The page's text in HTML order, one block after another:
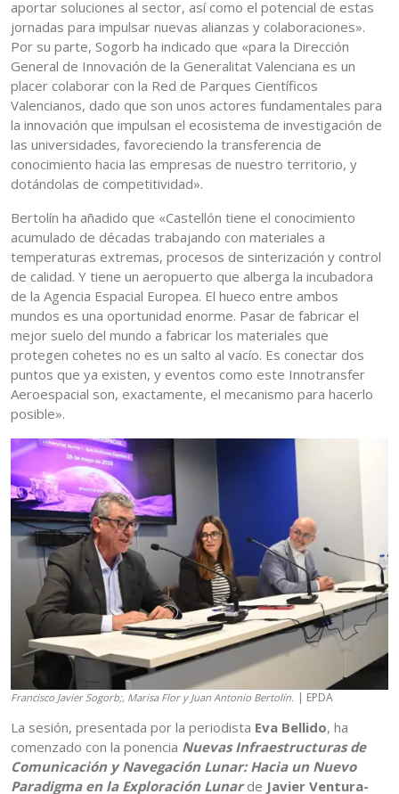
aportar soluciones al sector, así como el potencial de estas
jornadas para impulsar nuevas alianzas y colaboraciones».
Por su parte, Sogorb ha indicado que «para la Dirección
General de Innovación de la Generalitat Valenciana es un
placer colaborar con la Red de Parques Científicos
Valencianos, dado que son unos actores fundamentales para
la innovación que impulsan el ecosistema de investigación de
las universidades, favoreciendo la transferencia de
conocimiento hacia las empresas de nuestro territorio, y
dotándolas de competitividad».
Bertolín ha añadido que «Castellón tiene el conocimiento
acumulado de décadas trabajando con materiales a
temperaturas extremas, procesos de sinterización y control
de calidad. Y tiene un aeropuerto que alberga la incubadora
de la Agencia Espacial Europea. El hueco entre ambos
mundos es una oportunidad enorme. Pasar de fabricar el
mejor suelo del mundo a fabricar los materiales que
protegen cohetes no es un salto al vacío. Es conectar dos
puntos que ya existen, y eventos como este Innotransfer
Aeroespacial son, exactamente, el mecanismo para hacerlo
posible».
Francisco Javier Sogorb;, Marisa Flor y Juan Antonio Bertolín. | EPDA
La sesión, presentada por la periodista Eva Bellido, ha
comenzado con la ponencia Nuevas Infraestructuras de
Comunicación y Navegación Lunar: Hacia un Nuevo
Paradigma en la Exploración Lunarde Javier Ventura-